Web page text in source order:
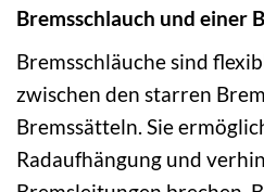
Bremsschlauch und einer
Bremsschläuche sind
zwischen den starren
Bremssätteln. Sie
Radaufhängung und